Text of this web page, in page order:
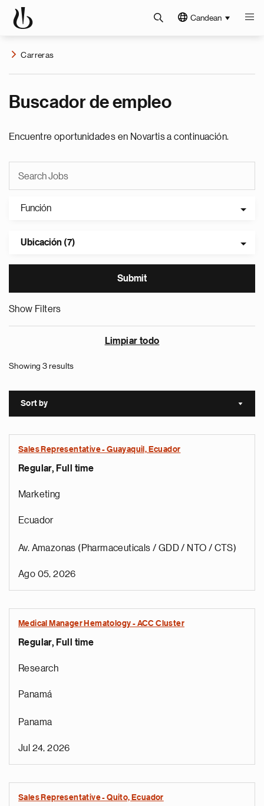
Candean
Carreras
Buscador de empleo
Encuentre oportunidades en Novartis a continuación.
Función
Ubicación (7)
Show Filters
Limpiar todo
Showing 3 results
Sort by Sort
Sales Representative - Guayaquil, Ecuador
Regular, Full time
Marketing
Ecuador
Av. Amazonas (Pharmaceuticals / GDD / NTO / CTS)
Ago 05, 2026
Medical Manager Hematology - ACC Cluster
Regular, Full time
Research
Panamá
Panama
Jul 24, 2026
Sales Representative - Quito, Ecuador